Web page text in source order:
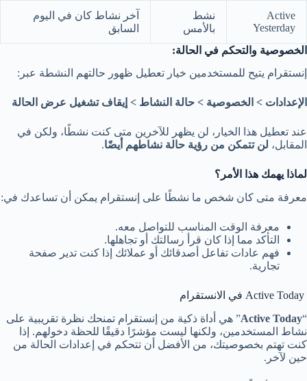
Active
Yesterday
نشط
بالأمس
آخر نشاط كان في اليوم
السابق
الخصوصية والتحكم في الحالة:
إنستقرام يتيح للمستخدمين خيار تعطيل ظهور حالتهم النشطة عبر:
الإعدادات > الخصوصية > حالة النشاط > إيقاف تشغيل عرض الحالة
عند تعطيل هذا الخيار، لن يظهر للآخرين متى كنت نشطًا، ولكن في
المقابل، لن تتمكن من رؤية حالة نشاطهم أيضًا.
لماذا يهمك هذا الأمر؟
معرفة متى كان شخص ما نشطًا على إنستقرام يمكن أن تساعدك في:
معرفة الوقت المناسب للتواصل معه.
التأكد مما إذا كان قرأ رسالتك أو تجاهلها.
فهم عادات تفاعل أصدقائك أو عملائك إذا كنت تدير صفحة
تجارية.
“
Active Today” هي أداة ذكية من إنستقرام تمنحك نظرة تقريبية على
نشاط المستخدمين، ولكنها ليست مؤشرًا دقيقًا للحظة دخولهم. إذا
كنت تهتم بخصوصيتك، من الأفضل أن تتحكم في إعدادات الحالة من
حين لآخر.